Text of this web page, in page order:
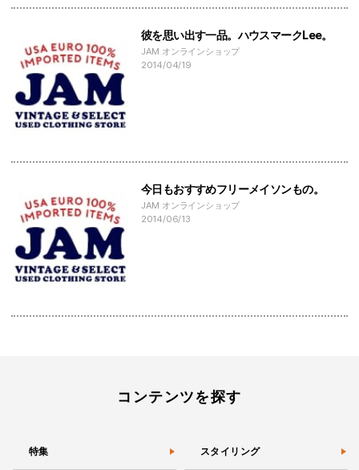
彼を思い出す一品。ハウスマークLee。
JAM オンラインショップ
2014/04/19
今日もおすすめフリーメイソンもの。
JAM オンラインショップ
2014/06/13
コンテンツを探す
特集 スタイリング